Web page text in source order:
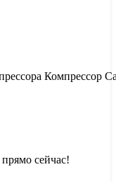
Компрессор
сейчас!